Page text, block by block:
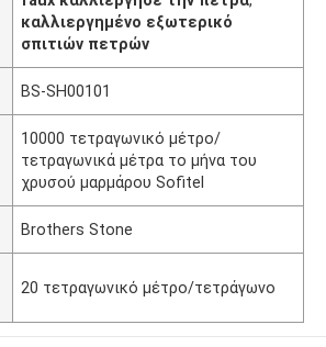
καλλιεργημένο εξωτερικό
σπιτιών πετρών
BS-SH00101
10000 τετραγωνικό μέτρο/
τετραγωνικά μέτρα το μήνα του
χρυσού μαρμάρου Sofitel
Brothers Stone
20 τετραγωνικό μέτρο/τετράγωνο